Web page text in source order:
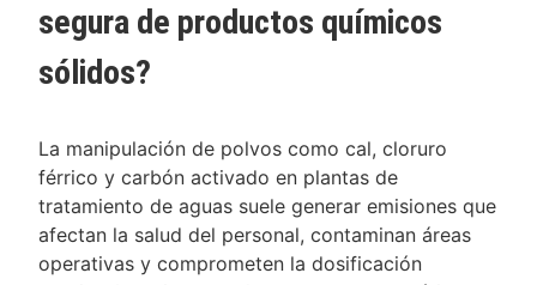
segura de productos químicos
sólidos?
La manipulación de polvos como cal, cloruro
férrico y carbón activado en plantas de
tratamiento de aguas suele generar emisiones que
afectan la salud del personal, contaminan áreas
operativas y comprometen la dosificación